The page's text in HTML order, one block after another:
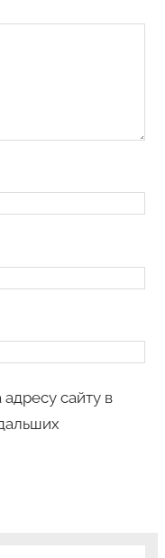
адресу сайту в